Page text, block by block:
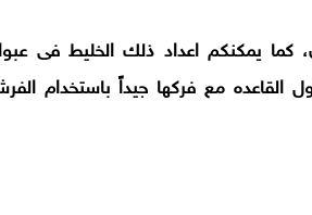
كما يمكنكم اعداد ذلك الخليط فى
مع فركها جيداً باستخدام